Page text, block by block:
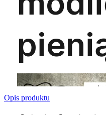
Opis produktu